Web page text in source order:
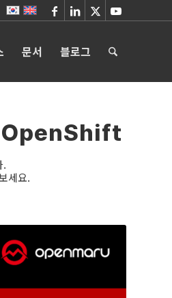
문서 블로그
OpenShift
.
세요.